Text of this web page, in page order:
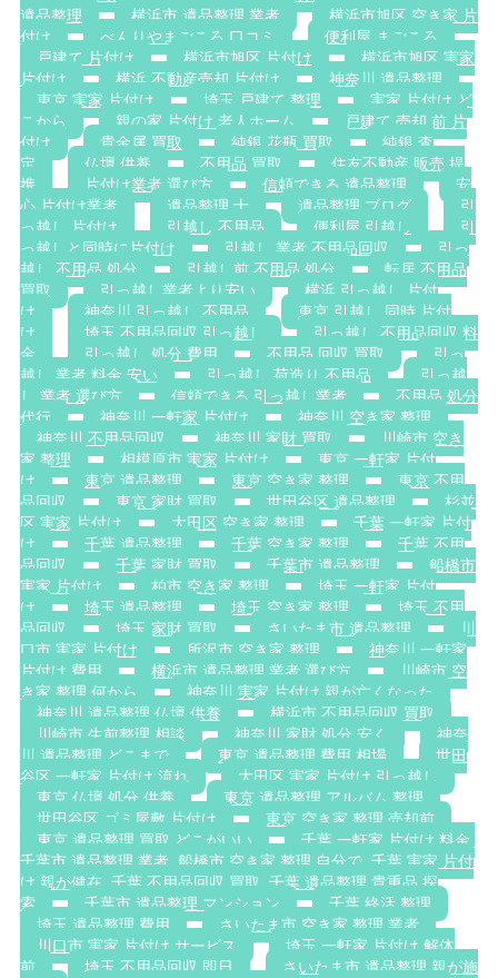
遺品整理
横浜市 遺品整理 業者
横浜市旭区 空き家 片
付け
べんりやまごころ 口コミ
便利屋 まごころ
戸建て 片付け
横浜市旭区 片付け
横浜市旭区 実家
片付け
横浜 不動産売却 片付け
神奈川 遺品整理
東京 実家 片付け
埼玉 戸建て 整理
実家 片付け ど
こから
親の家 片付け 老人ホーム
戸建て 売却 前 片
付け
貴金属 買取 純銀 花瓶 買取
純銀 査
定
仏壇 供養 不用品 買取
住友不動産 販売 提
携
片付け業者 選び方 信頼できる 遺品整理
安
心 片付け業者
遺品整理 士 遺品整理 ブログ
引
っ越し 片付け
引越し 不用品 便利屋 引越し
引
っ越しと同時に片付け
引越し 業者 不用品回収
引っ
越し 不用品 処分
引越し前 不用品 処分
転居 不用品
買取
引っ越し業者より安い
横浜 引っ越し 片付
け
神奈川 引っ越し 不用品
東京 引越し 同時 片付
け
埼玉 不用品回収 引っ越し
引っ越し 不用品回収 料
金
引っ越し 処分 費用 不用品 回収 買取
引っ
越し 業者 料金 安い
引っ越し 荷造り 不用品
引っ越
し 業者 選び方
信頼できる 引っ越し業者
不用品 処分
代行
神奈川 一軒家 片付け
神奈川 空き家 整理
神奈川 不用品回収
神奈川 家財 買取
川崎市 空き
家 整理
相模原市 実家 片付け
東京 一軒家 片付
け
東京 遺品整理 東京 空き家 整理
東京 不用
品回収
東京 家財 買取 世田谷区 遺品整理
杉並
区 実家 片付け
大田区 空き家 整理
千葉 一軒家 片付
け
千葉 遺品整理 千葉 空き家 整理
千葉 不用
品回収
千葉 家財 買取 千葉市 遺品整理
船橋市
実家 片付け
柏市 空き家 整理
埼玉 一軒家 片付
け
埼玉 遺品整理 埼玉 空き家 整理
埼玉 不用
品回収
埼玉 家財 買取 さいたま市 遺品整理
川
口市 実家 片付け
所沢市 空き家 整理
神奈川 一軒家
片付け 費用
横浜市 遺品整理 業者 選び方
川崎市 空
き家 整理 何から
神奈川 実家 片付け 親が亡くなった
神奈川 遺品整理 仏壇 供養
横浜市 不用品回収 買取
川崎市 生前整理 相談
神奈川 家財 処分 安く
神奈
川 遺品整理 どこまで
東京 遺品整理 費用 相場
世田
谷区 一軒家 片付け 流れ
大田区 実家 片付け 引っ越し
東京 仏壇 処分 供養
東京 遺品整理 アルバム 整理
世田谷区 ゴミ屋敷 片付け
東京 空き家 整理 売却前
東京 遺品整理 買取 どこがいい
千葉 一軒家 片付け 料金.
千葉市 遺品整理 業者. 船橋市 空き家 整理 自分で. 千葉 実家 片付
け 親が健在. 千葉 不用品回収 買取. 千葉 遺品整理 貴重品 探
索
千葉市 遺品整理 マンション
千葉 終活 整理
埼玉 遺品整理 費用
さいたま市 空き家 整理 業者
川口市 実家 片付け サービス
埼玉 一軒家 片付け 解体
前
埼玉 不用品回収 即日
さいたま市 遺品整理 親が施